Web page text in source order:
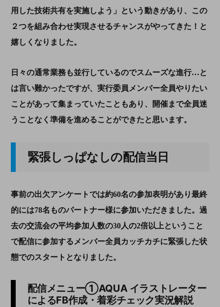
用した技術共有を実施しよう」という動きがあり、この
２つを組み合わせ実現させるチャンスがやってきた！と
嬉しくなりました。
日々の通常業務も並行しているのでスムーズな進行…と
は言い難かったですが、実行委員メンバー全員やりたい
ことがあって集まっていたこともあり、開催まで全員迷
うことなく準備を進めることができたと思います。
緊張しっぱなしの配信当日
事前の出欠アンケートでは約60名の参加表明があり最終
的には78名ものパートナー様に参加いただきました。過
去の交流会の平均参加人数の30人の2倍以上ということ
で配信に参加するメンバー全員カッチカチに緊張した状
態でのスタートとなりました。
配信メニュー①AQUA イラストレーター
によるFB作成・着彩チェック実況解説